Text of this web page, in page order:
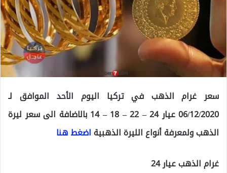
سعر غرام الذهب في تركيا اليوم الأحد الموافق لـ
06/12/2020 عيار 24 – 22 – 18 – 14 بالاضافة الى سعر ليرة
الذهب ولمعرفة أنواع الليرة الذهبيةاضغط هنا
غرام الذهب عيار 24